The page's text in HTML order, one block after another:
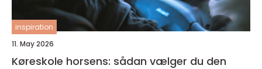
inspiration
11. May 2026
Køreskole horsens: sådan vælger du den